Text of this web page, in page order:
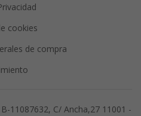
cookies
de compra
B-11087632, C/ Ancha,27 11001 -